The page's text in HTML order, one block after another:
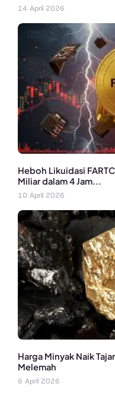
14 April 2026
Heboh Likuidasi
Miliar dalam 4 Jam...
10 April 2026
Harga Minyak Naik
Melemah
6 April 2026